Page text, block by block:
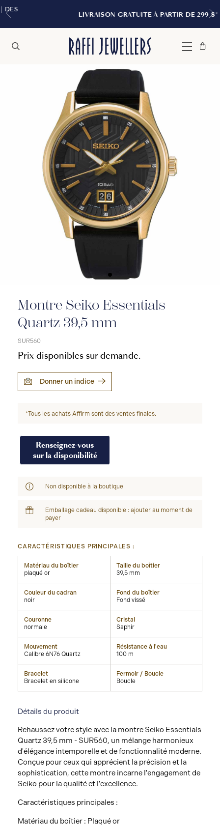
LIVRAISON GRATUITE À PARTIR DE 299 $*
Menu
Sac
Fermer
Montre Seiko Essentials
Quartz 39,5 mm
SUR560
Prix disponibles sur demande.
Donner un indice
*Tous les achats Affirm sont des ventes finales.
Renseignez-vous
sur la disponibilité
Non disponible à la boutique
Emballage cadeau disponible : ajouter au moment de
payer
CARACTÉRISTIQUES PRINCIPALES :
Matériau du boîtier
plaqué or
Taille du boîtier
39,5 mm
Couleur du cadran
noir
Fond du boîtier
Fond vissé
Couronne
normale
Cristal
Saphir
Mouvement
Calibre 6N76 Quartz
Résistance à l'eau
100 m
Bracelet
Bracelet en silicone
Fermoir / Boucle
Boucle
Détails du produit
Rehaussez votre style avec la montre Seiko Essentials
Quartz 39,5 mm - SUR560, un mélange harmonieux
d'élégance intemporelle et de fonctionnalité moderne.
Conçue pour ceux qui apprécient la précision et la
sophistication, cette montre incarne l'engagement de
Seiko pour la qualité et l'excellence.
Caractéristiques principales :
Matériau du boîtier : Plaqué or